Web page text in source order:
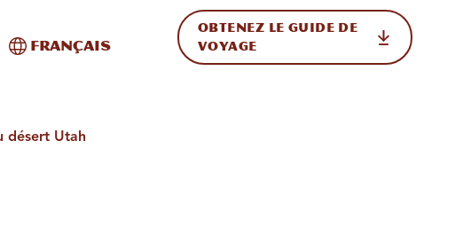
sur le site
Basculer vers l'international
Français
OBTENEZ LE GUIDE DE
VOYAGE
désert Utah